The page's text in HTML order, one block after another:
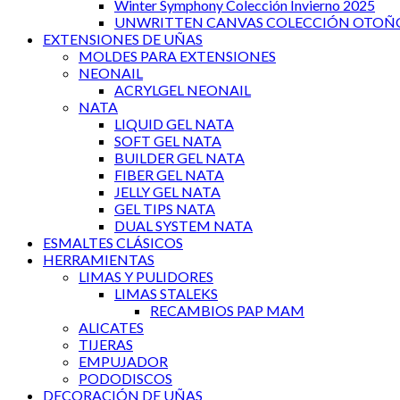
Winter Symphony Colección Invierno 2025
UNWRITTEN CANVAS COLECCIÓN
EXTENSIONES DE UÑAS
MOLDES PARA EXTENSIONES
NEONAIL
ACRYLGEL NEONAIL
NATA
LIQUID GEL NATA
SOFT GEL NATA
BUILDER GEL NATA
FIBER GEL NATA
JELLY GEL NATA
GEL TIPS NATA
DUAL SYSTEM NATA
ESMALTES CLÁSICOS
HERRAMIENTAS
LIMAS Y PULIDORES
LIMAS STALEKS
RECAMBIOS PAP MAM
ALICATES
TIJERAS
EMPUJADOR
PODODISCOS
DECORACIÓN DE UÑAS